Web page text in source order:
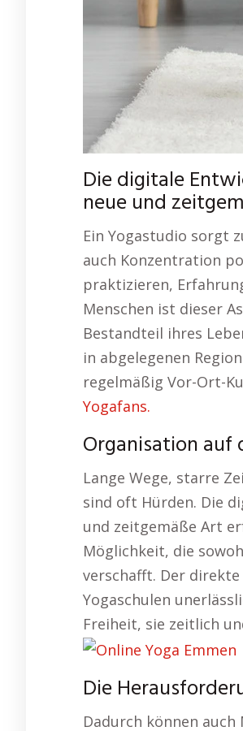
Die digitale
neue und
Ein Yogastudio sorgt
auch Konzentration
praktizieren,
Menschen ist dieser
Bestandteil ihres
in abgelegenen
regelmäßig Vor-Ort-
Yogafans.
Organisation auf
Lange Wege, starre
sind oft Hürden. Die
und zeitgemäße Art
Möglichkeit, die
verschafft. Der
Yogaschulen
Freiheit, sie zeitlich
Die
Dadurch können